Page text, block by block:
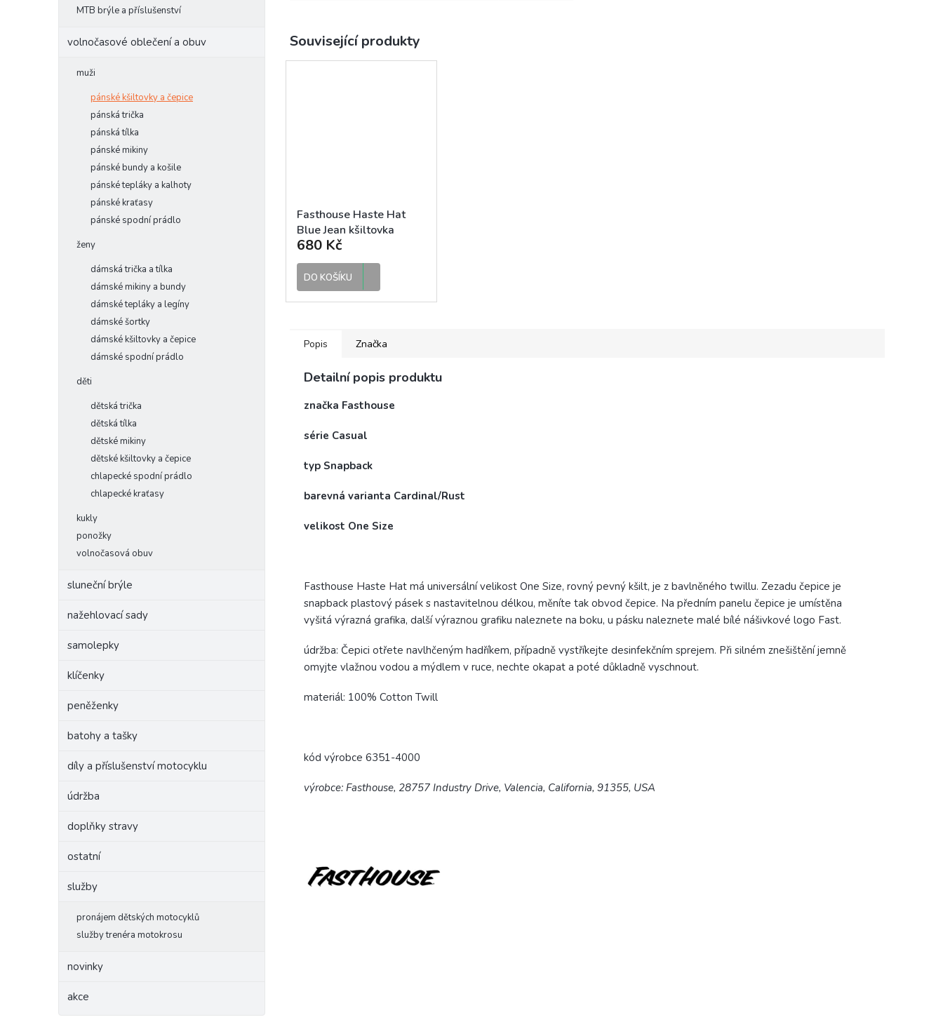
MTB brýle a příslušenství
volnočasové oblečení a obuv
muži
pánské kšiltovky a čepice
pánská trička
pánská tílka
pánské mikiny
pánské bundy a košile
pánské tepláky a kalhoty
pánské kraťasy
pánské spodní prádlo
ženy
dámská trička a tílka
dámské mikiny a bundy
dámské tepláky a legíny
dámské šortky
dámské kšiltovky a čepice
dámské spodní prádlo
děti
dětská trička
dětská tílka
dětské mikiny
dětské kšiltovky a čepice
chlapecké spodní prádlo
chlapecké kraťasy
kukly
ponožky
volnočasová obuv
sluneční brýle
nažehlovací sady
samolepky
klíčenky
peněženky
batohy a tašky
díly a příslušenství motocyklu
údržba
doplňky stravy
ostatní
služby
pronájem dětských motocyklů
služby trenéra motokrosu
novinky
akce
Související produkty
Fasthouse Haste Hat
Blue Jean kšiltovka
680 Kč
DO KOŠÍKU
Popis Značka
Detailní popis produktu
značka Fasthouse
série Casual
typ Snapback
barevná varianta Cardinal/Rust
velikost One Size
Fasthouse Haste Hat má universální velikost One Size, rovný pevný kšilt, je z bavlněného twillu. Zezadu čepice je
snapback plastový pásek s nastavitelnou délkou, měníte tak obvod čepice. Na předním panelu čepice je umístěna
vyšitá výrazná grafika, další výraznou grafiku naleznete na boku, u pásku naleznete malé bílé nášivkové logo Fast.
údržba: Čepici otřete navlhčeným hadříkem, případně vystříkejte desinfekčním sprejem. Při silném znešištění jemně
omyjte vlažnou vodou a mýdlem v ruce, nechte okapat a poté důkladně vyschnout.
materiál: 100% Cotton Twill
kód výrobce 6351-4000
výrobce: Fasthouse, 28757 Industry Drive, Valencia, California, 91355, USA